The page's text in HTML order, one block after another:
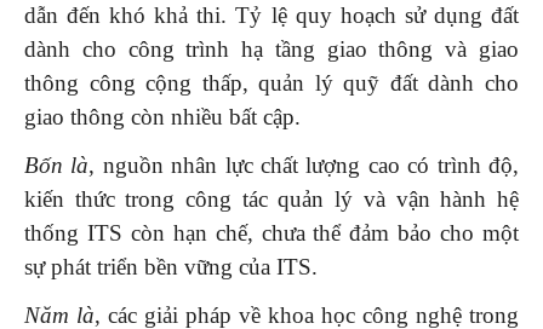
dẫn đến khó khả thi. Tỷ lệ quy hoạch sử dụng đất
dành cho công trình hạ tầng giao thông và giao
thông công cộng thấp, quản lý quỹ đất dành cho
giao thông còn nhiều bất cập.
Bốn là, nguồn nhân lực chất lượng cao có trình độ,
kiến thức trong công tác quản lý và vận hành hệ
thống ITS còn hạn chế, chưa thể đảm bảo cho một
sự phát triển bền vững của ITS.
Năm là, các giải pháp về khoa học công nghệ trong